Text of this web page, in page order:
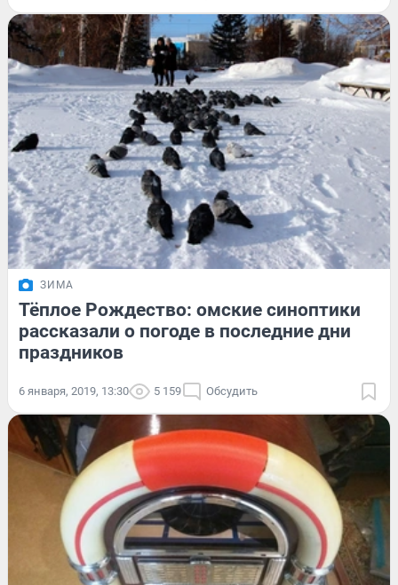
ЗИМА
Тёплое Рождество: омские синоптики
рассказали о погоде в последние дни
праздников
6 января, 2019, 13:30 5 159 Обсудить